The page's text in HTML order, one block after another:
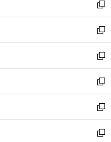
ド
ウ
で
開
く
ィ
ン
ド
ウ
で
開
く
い
ウ
ィ
ン
ド
ウ
で
開
く
新
し
い
ウ
ィ
ン
ド
ウ
で
開
く
新
し
い
ウ
ィ
ン
ド
ウ
で
新
し
い
ウ
ィ
ン
ド
新
し
い
ウ
ィ
新
し
い
新